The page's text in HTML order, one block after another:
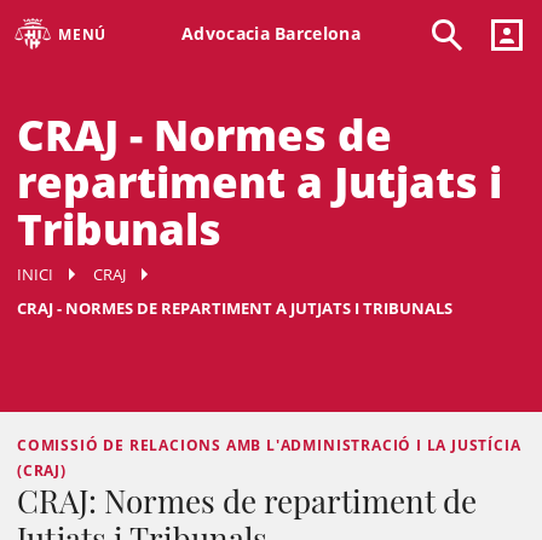
MENÚ Advocacia Barcelona
CRAJ - Normes de
repartiment a Jutjats i
Tribunals
INICI
CRAJ
CRAJ - NORMES DE REPARTIMENT A JUTJATS I TRIBUNALS
COMISSIÓ DE RELACIONS AMB L'ADMINISTRACIÓ I LA JUSTÍCIA
(CRAJ)
CRAJ: Normes de repartiment de